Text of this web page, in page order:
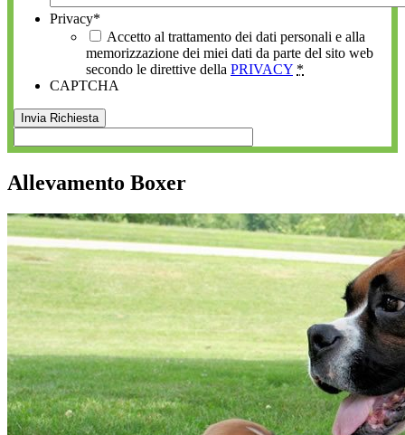
Privacy*
Accetto al trattamento dei dati personali e alla
memorizzazione dei miei dati da parte del sito web
secondo le direttive della PRIVACY *
CAPTCHA
Allevamento Boxer